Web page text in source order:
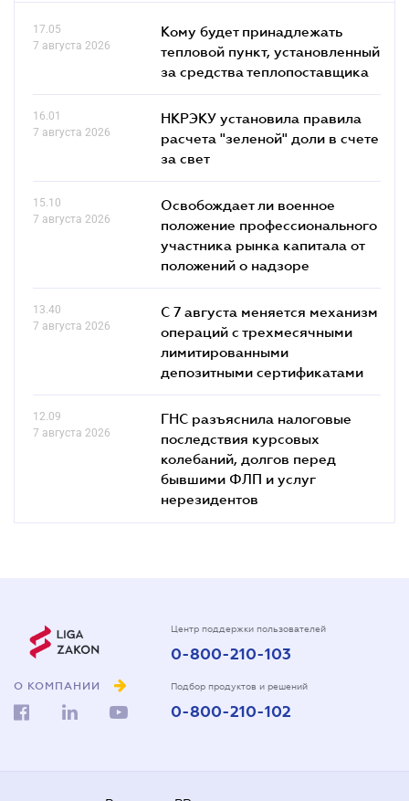
17.05
7 августа 2026
Кому будет принадлежать
тепловой пункт, установленный
за средства теплопоставщика
16.01
7 августа 2026
НКРЭКУ установила правила
расчета "зеленой" доли в счете
за свет
15.10
7 августа 2026
Освобождает ли военное
положение профессионального
участника рынка капитала от
положений о надзоре
13.40
7 августа 2026
С 7 августа меняется механизм
операций с трехмесячными
лимитированными
депозитными сертификатами
12.09
7 августа 2026
ГНС разъяснила налоговые
последствия курсовых
колебаний, долгов перед
бывшими ФЛП и услуг
нерезидентов
О КОМПАНИИ
Центр поддержки пользователей
0-800-210-103
Подбор продуктов и решений
0-800-210-102